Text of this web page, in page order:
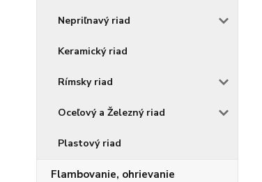
Nepriľnavý riad
Keramický riad
Rímsky riad
Oceľový a Železný riad
Plastový riad
Flambovanie, ohrievanie